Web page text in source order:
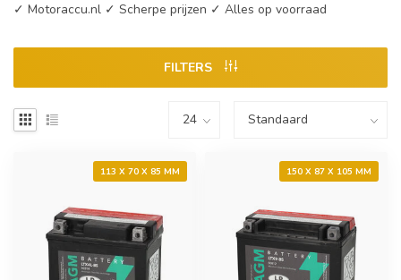
✓ Motoraccu.nl ✓ Scherpe prijzen ✓ Alles op voorraad
FILTERS
113 X 70 X 85 MM 150 X 87 X 105 MM